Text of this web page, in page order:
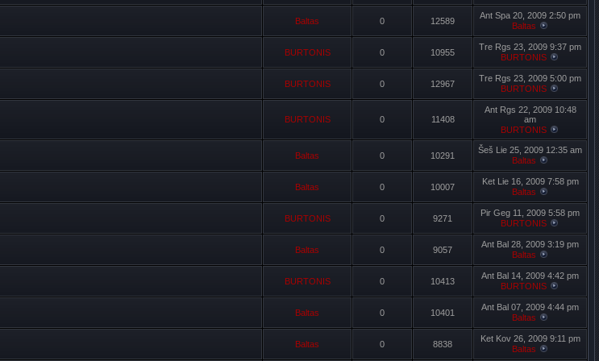
Baltas 0 12589
Ant Spa 20, 2009 2:50 pm
Baltas
BURTONIS 0 10955
Tre Rgs 23, 2009 9:37 pm
BURTONIS
BURTONIS 0 12967
Tre Rgs 23, 2009 5:00 pm
BURTONIS
BURTONIS 0 11408
Ant Rgs 22, 2009 10:48
am
BURTONIS
Baltas 0 10291
Šeš Lie 25, 2009 12:35 am
Baltas
Baltas 0 10007
Ket Lie 16, 2009 7:58 pm
Baltas
BURTONIS 0 9271
Pir Geg 11, 2009 5:58 pm
BURTONIS
Baltas 0 9057
Ant Bal 28, 2009 3:19 pm
Baltas
BURTONIS 0 10413
Ant Bal 14, 2009 4:42 pm
BURTONIS
Baltas 0 10401
Ant Bal 07, 2009 4:44 pm
Baltas
Baltas 0 8838
Ket Kov 26, 2009 9:11 pm
Baltas